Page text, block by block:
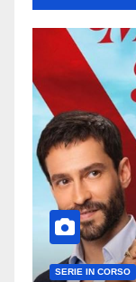
SERIE IN CORSO